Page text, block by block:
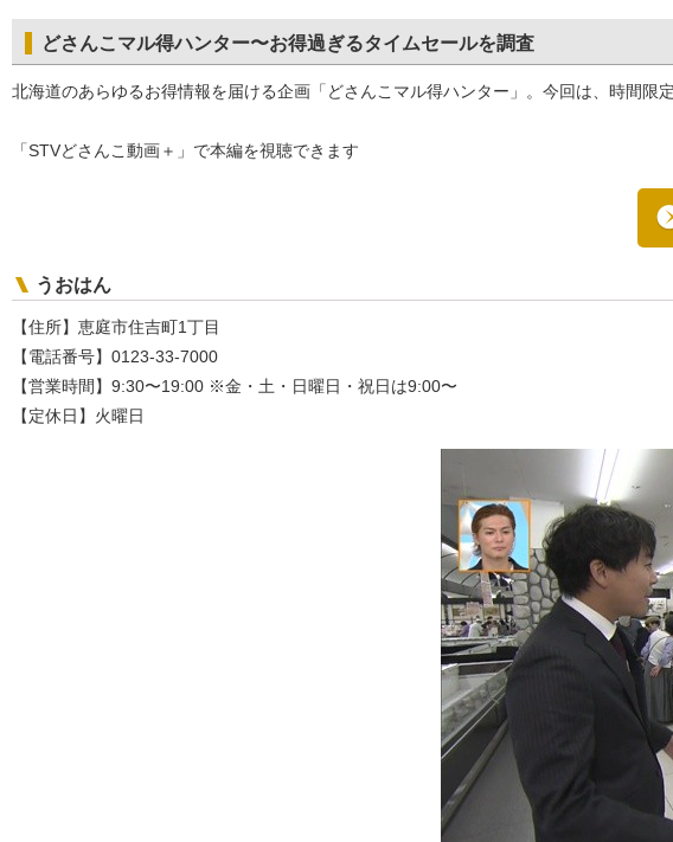
どさんこマル得ハンター〜お得過ぎるタイムセールを調査
北海道のあらゆるお得情報を届ける企画「どさんこマル得ハンター」。今回は、時間
「STVどさんこ動画＋」で本編を視聴できます
うおはん
【住所】恵庭市住吉町1丁目
【電話番号】0123-33-7000
【営業時間】9:30〜19:00 ※金・土・日曜日・祝日は9:00〜
【定休日】火曜日